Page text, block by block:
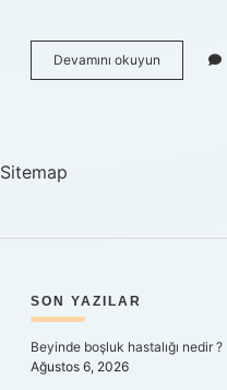
Devamını okuyun
Ölçüsünü
Sitemap
SIDEBAR
SON YAZILAR
Beyinde boşluk hastalığı nedir ?
Ağustos 6, 2026